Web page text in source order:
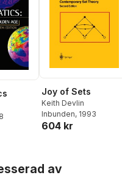
Joy of Sets
Keith Devlin
Inbunden, 1993
604 kr
av